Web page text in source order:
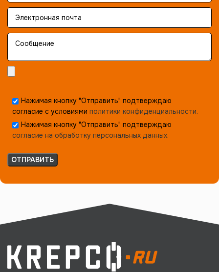
Нажимая кнопку "Отправить" подтверждаю
согласие с условиями политики конфиденциальности.
Нажимая кнопку "Отправить" подтверждаю
согласие на обработку персональных данных.